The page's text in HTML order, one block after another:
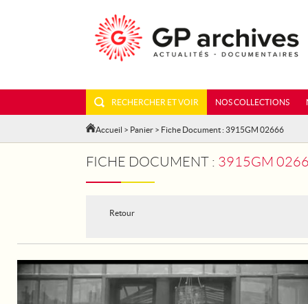
RECHERCHER ET VOIR NOS COLLECTIONS
Accueil > Panier > Fiche Document : 3915GM 02666
FICHE DOCUMENT : 3915GM 02666 -
Retour